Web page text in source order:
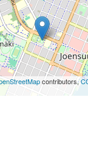
contributors,